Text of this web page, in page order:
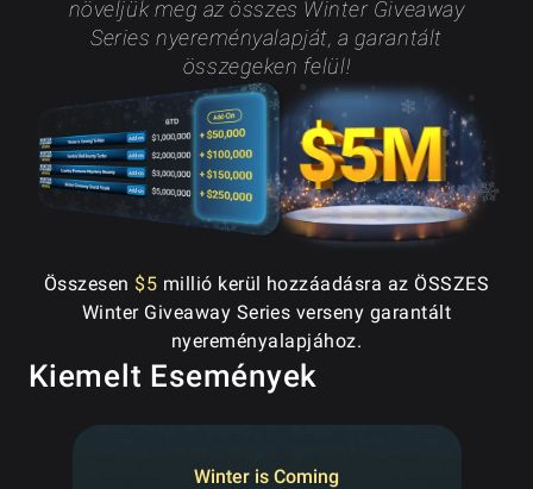
növeljük meg az összes Winter Giveaway
Series nyereményalapját, a garantált
összegeken felül!
Összesen $5 millió kerül hozzáadásra az ÖSSZES
Winter Giveaway Series verseny garantált
nyereményalapjához.
Kiemelt Események
Winter is Coming